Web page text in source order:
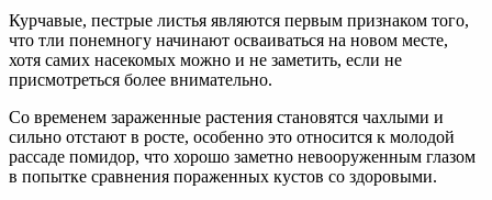
Курчавые, пестрые листья являются первым признаком того,
что тли понемногу начинают осваиваться на новом месте,
хотя самих насекомых можно и не заметить, если не
присмотреться более внимательно.
Со временем зараженные растения становятся чахлыми и
сильно отстают в росте, особенно это относится к молодой
рассаде помидор, что хорошо заметно невооруженным глазом
в попытке сравнения пораженных кустов со здоровыми.